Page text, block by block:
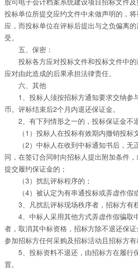
投标单位所提交应约文件中未做声明的，
应，而投标单位在评标后提出与之负偏离
受。
五、保密：
投标各方应对投标文件和投标文件中的
应对由此造成的后果承担法律责任。
六、其他
1、投标人须按招标方通知要求交纳参
币。评标结束后2个月内退还保证金。
2、有下列情形之一的，投标保证金不
（1）投标人在投标有效期内撤销投标
（2）中标人在收到中标通知书后，无
同，在签订合同时向招标人提出附加条件
提交履约保证金的；
（3）扰乱评标程序的；
（4）被认定为有串通投标或弄虚作假或
3、凡扰乱评标现场秩序者，招标方有权
4、中标人采用其他方式弄虚作假骗取
者，取消其中标资格，招标方除不退还保
参加招标方任何采购及招标活动且招标方有
5、投标资料不退还，由招标方在履行
置。